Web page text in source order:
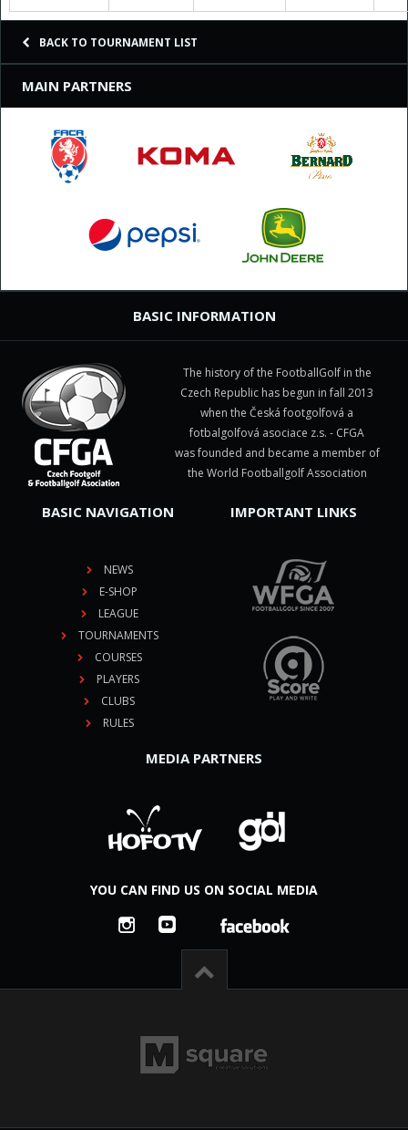
BACK TO TOURNAMENT LIST
MAIN PARTNERS
BASIC INFORMATION
The history of the FootballGolf in the
Czech Republic has begun in fall 2013
when the Česká footgolfová a
fotbalgolfová asociace z.s. - CFGA
was founded and became a member of
the World Footballgolf Association
BASIC NAVIGATION
NEWS
E-SHOP
LEAGUE
TOURNAMENTS
COURSES
PLAYERS
CLUBS
RULES
IMPORTANT LINKS
MEDIA PARTNERS
YOU CAN FIND US ON SOCIAL MEDIA